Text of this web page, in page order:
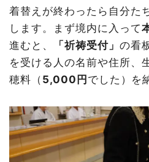
着替えが終わったら自分た
します。まず境内に入って
進むと、
「祈祷受付」 の看
を受ける人の名前や住所、
穂料（ 5,000円 でした）を